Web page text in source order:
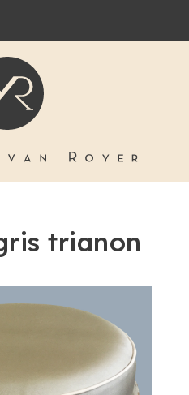
trianon